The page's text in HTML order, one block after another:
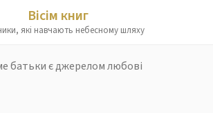
Вісім книг
які навчають небесному шляху
батьки є джерелом любові